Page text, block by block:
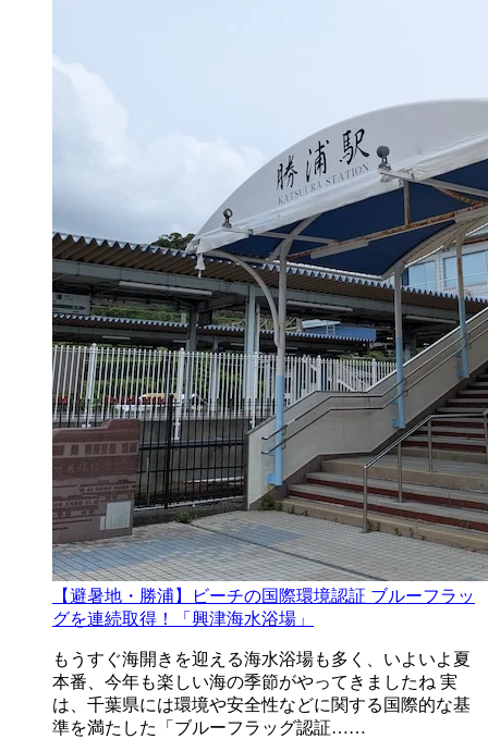
【避暑地・勝浦】ビーチの国際環境認証 ブルーフラッ
グを連続取得！「興津海水浴場」
もうすぐ海開きを迎える海水浴場も多く、いよいよ夏
本番、今年も楽しい海の季節がやってきましたね 実
は、千葉県には環境や安全性などに関する国際的な基
準を満たした「ブルーフラッグ認証……